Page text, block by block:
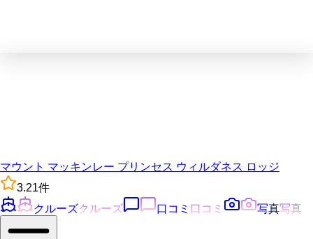
マウント マッキンレー プリンセス ウィルダネス ロッジ
3.21件
クルーズクルーズ 口コミ 口コミ 写真写真